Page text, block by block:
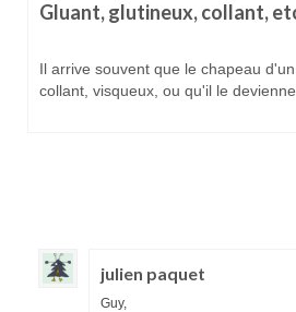
Histoire d’hyphes II*
Petite capsule microscopie : Les
Guy Fortin et Johanne Paquin Nous
julien paquet
Guy,